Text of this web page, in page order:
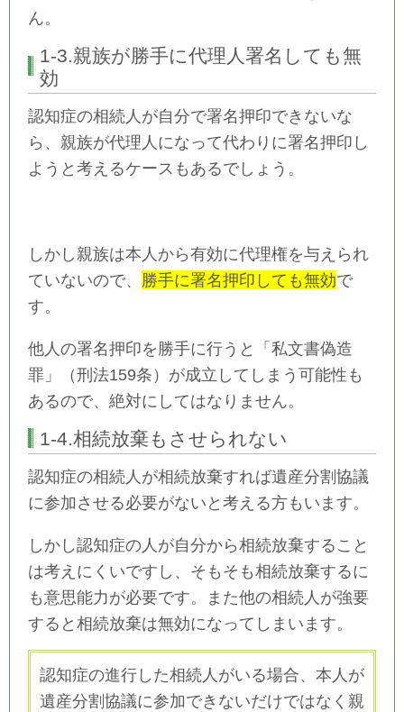
ん。
1-3.親族が勝手に代理人署名しても無
効
認知症の相続人が自分で署名押印できないな
ら、親族が代理人になって代わりに署名押印し
ようと考えるケースもあるでしょう。
しかし親族は本人から有効に代理権を与えられ
ていないので、 勝手に署名押印しても無効で
す。
他人の署名押印を勝手に行うと「私文書偽造
罪」（刑法159条）が成立してしまう可能性も
あるので、絶対にしてはなりません。
1-4.相続放棄もさせられない
認知症の相続人が相続放棄すれば遺産分割協議
に参加させる必要がないと考える方もいます。
しかし認知症の人が自分から相続放棄すること
は考えにくいですし、そもそも相続放棄するに
も意思能力が必要です。また他の相続人が強要
すると相続放棄は無効になってしまいます。
認知症の進行した相続人がいる場合、本人が
遺産分割協議に参加できないだけではなく親